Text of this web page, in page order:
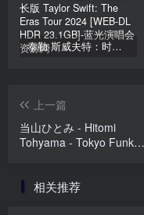
泰勒·斯威夫特：时代巡回演唱会 迪士尼·终极加长版 Taylor Swift: The Eras Tour 2024 [WEB-DL HDR 23.1GB]
上一篇
当山ひとみ - Hitomi
Tohyama - Tokyo Funk
919MB]
相关推荐